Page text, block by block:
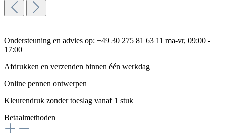
Ondersteuning en advies op: +49 30 275 81 63 11 ma-vr, 09:00 -
17:00
Afdrukken en verzenden binnen één werkdag
Online pennen ontwerpen
Kleurendruk zonder toeslag vanaf 1 stuk
Betaalmethoden